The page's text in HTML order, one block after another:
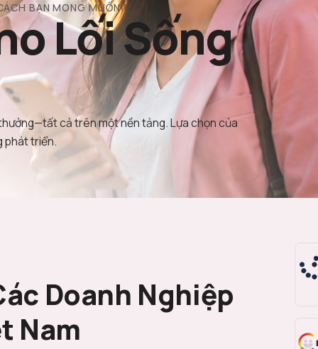
BẠN MONG MUỐN
Lối Sống
cả trên một nền tảng. Lựa chọn của
phát triển.
Doanh Nghiệp
Nam